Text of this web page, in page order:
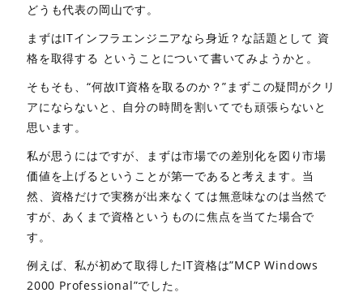
どうも代表の岡山です。
まずはITインフラエンジニアなら身近？な話題として 資
格を取得する ということについて書いてみようかと。
そもそも、“何故IT資格を取るのか？”まずこの疑問がクリ
アにならないと、自分の時間を割いてでも頑張らないと
思います。
私が思うにはですが、まずは市場での差別化を図り市場
価値を上げるということが第一であると考えます。当
然、資格だけで実務が出来なくては無意味なのは当然で
すが、あくまで資格というものに焦点を当てた場合で
す。
例えば、私が初めて取得したIT資格は”MCP Windows
2000 Professional”でした。